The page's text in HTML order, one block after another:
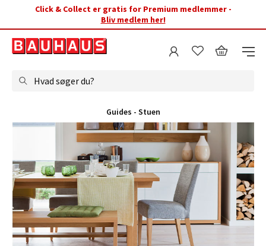
Click & Collect er gratis for Premium medlemmer -
Bliv medlem her!
Hvad søger du?
Guides - Stuen